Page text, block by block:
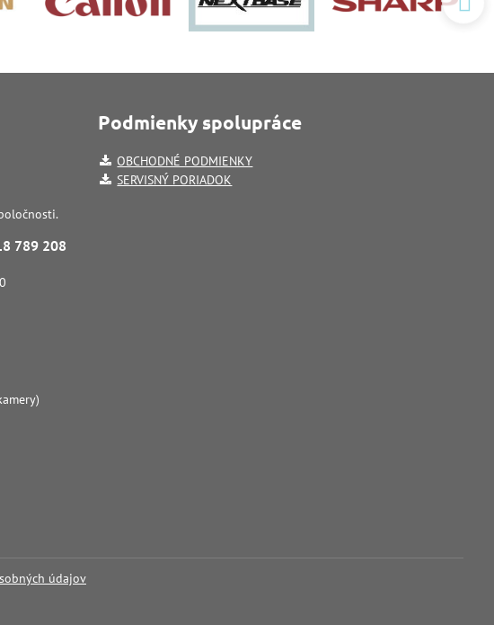
789 208
Podmienky spolupráce
OBCHODNÉ PODMIENKY
SERVISNÝ PORIADOK
údajov